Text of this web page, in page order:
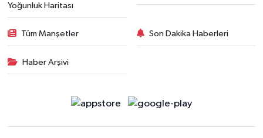
Yoğunluk Haritası
Tüm Manşetler Son Dakika Haberleri
Haber Arşivi